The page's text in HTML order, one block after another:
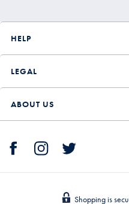
HELP
LEGAL
ABOUT US
Shopping is